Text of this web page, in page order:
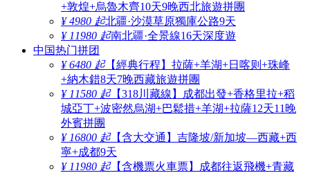
+敦煌+烏魯木齊10天9晚西北旅遊拼團
¥ 4980 起北疆·沙漠草原獨庫公路9天
¥ 11980 起南北疆·全景線16天深度遊
中国热门拼团
¥ 6480 起【經典行程】拉薩+羊湖+日喀则+珠峰
+納木錯8天7晚西藏旅遊拼團
¥ 11580 起【318川藏線】成都出發+香格里拉+稻
城亞丁+波密然烏湖+巴鬆措+羊湖+拉薩12天11晚
外賓拼團
¥ 16800 起【含大交通】吉隆坡/新加坡—西藏+西
寧+成都9天
¥ 11980 起【含機票火車票】成都往返飛機+青藏